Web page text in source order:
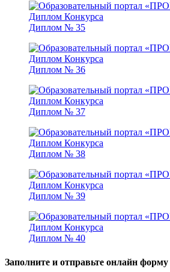
Диплом № 35
Диплом № 36
Диплом № 37
Диплом № 38
Диплом № 39
Диплом № 40
Заполните и отправьте онлайн форму